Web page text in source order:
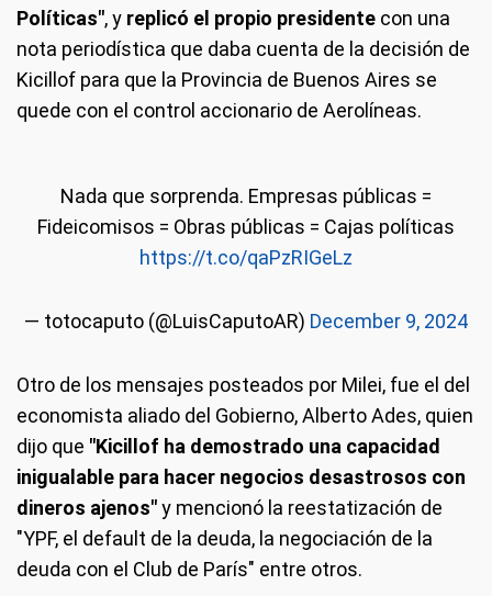
Políticas", y replicó el propio presidente con una
nota periodística que daba cuenta de la decisión de
Kicillof para que la Provincia de Buenos Aires se
quede con el control accionario de Aerolíneas.
Nada que sorprenda. Empresas públicas =
Fideicomisos = Obras públicas = Cajas políticas
https://t.co/qaPzRIGeLz
— totocaputo (@LuisCaputoAR) December 9, 2024
Otro de los mensajes posteados por Milei, fue el del
economista aliado del Gobierno, Alberto Ades, quien
dijo que "Kicillof ha demostrado una capacidad
inigualable para hacer negocios desastrosos con
dineros ajenos"y mencionó la reestatización de
"YPF, el default de la deuda, la negociación de la
deuda con el Club de París" entre otros.